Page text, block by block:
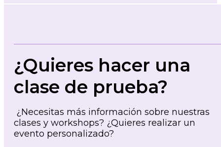
¿Quieres hacer una
clase de prueba?
¿Necesitas más información sobre nuestras
clases y workshops? ¿Quieres realizar un
evento personalizado?